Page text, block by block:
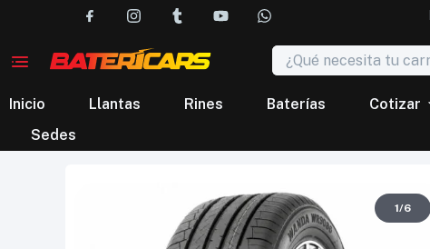
Inicio Llantas Rines Baterías Cotizar
Sedes
1/6